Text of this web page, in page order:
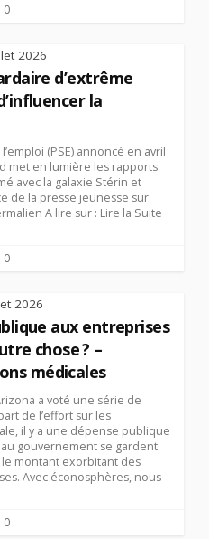
0
2026
d’extrême
la
(PSE) annoncé en avril
met en lumière les rapports
avec la galaxie Stérin et
de la presse jeunesse sur
A lire sur : Lire la Suite
0
2026
aux entreprises
chose ? –
médicales
a voté une série de
de l’effort sur les
il y a une dépense publique
gouvernement se gardent
montant exorbitant des
Avec éconosphères, nous
0